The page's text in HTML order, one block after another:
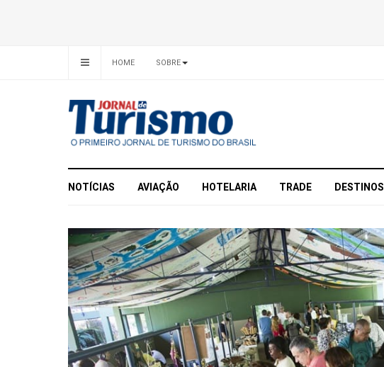
HOME SOBRE
NOTÍCIAS AVIAÇÃO HOTELARIA TRADE DESTINOS